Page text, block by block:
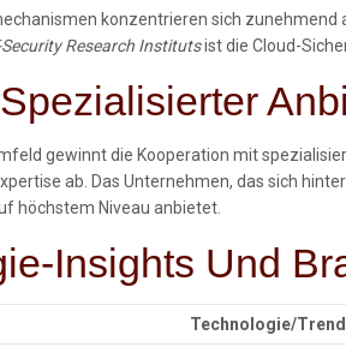
konzentrieren sich
Security Research Institutsist die Cloud-
gewinnt die Kooperation mit
ab. Das Unternehmen, das sich
höchstem Niveau anbietet.
Insights Und
Technologie/Trend